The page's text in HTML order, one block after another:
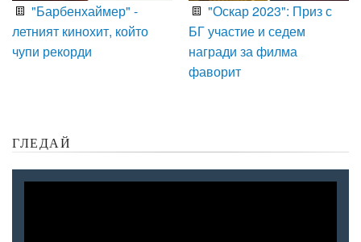
"Барбенхаймер" -
летният кинохит, който
чупи рекорди
"Оскар 2023": Приз с
БГ участие и седем
награди за филма
фаворит
ГЛЕДАЙ